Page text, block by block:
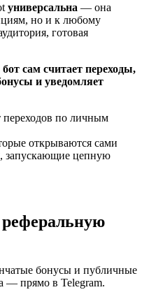
универсальна — она
но и к любому
готовая
бот сам считает переходы,
и уведомляет
переходов по личным
открываются сами
запускающие цепную
реферальную
бонусы и публичные
— прямо в Telegram.